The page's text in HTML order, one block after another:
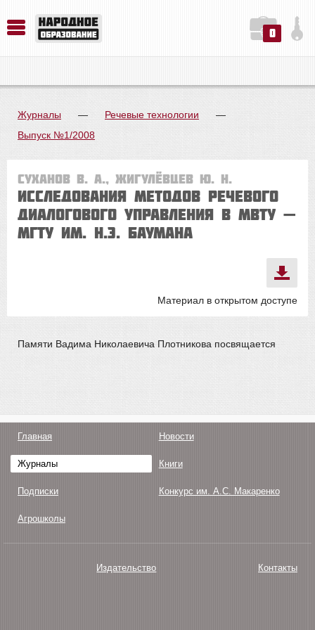
0
Журналы — Речевые технологии
—
Выпуск №1/2008
Суханов В. А., Жигулёвцев Ю. Н.
Исследования методов речевого
диалогового управления в МВТУ —
МГТУ им. Н.Э. Баумана
Материал в открытом доступе
Памяти Вадима Николаевича Плотникова посвящается
Главная Новости
Журналы Книги
Подписки Конкурс им. А.С. Макаренко
Агрошколы
Издательство Контакты